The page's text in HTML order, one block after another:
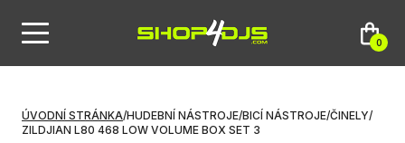
0
ÚVODNÍ STRÁNKA/HUDEBNÍ NÁSTROJE/BICÍ NÁSTROJE/ČINELY/
ZILDJIAN L80 468 LOW VOLUME BOX SET 3